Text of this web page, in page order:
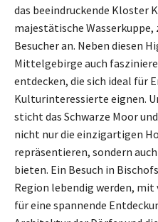
das beeindruckende Kloster
majestätische
Besucher an. Neben diesen
Mittelgebirge auch
entdecken, die sich ideal für
Kulturinteressierte eignen.
sticht das Schwarze Moor
nicht nur die einzigartigen
repräsentieren, sondern
bieten. Ein Besuch in
Region lebendig werden,
für eine spannende